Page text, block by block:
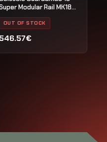
Modular Rail MK18
M-LOK
OUT OF STOCK
546.57€